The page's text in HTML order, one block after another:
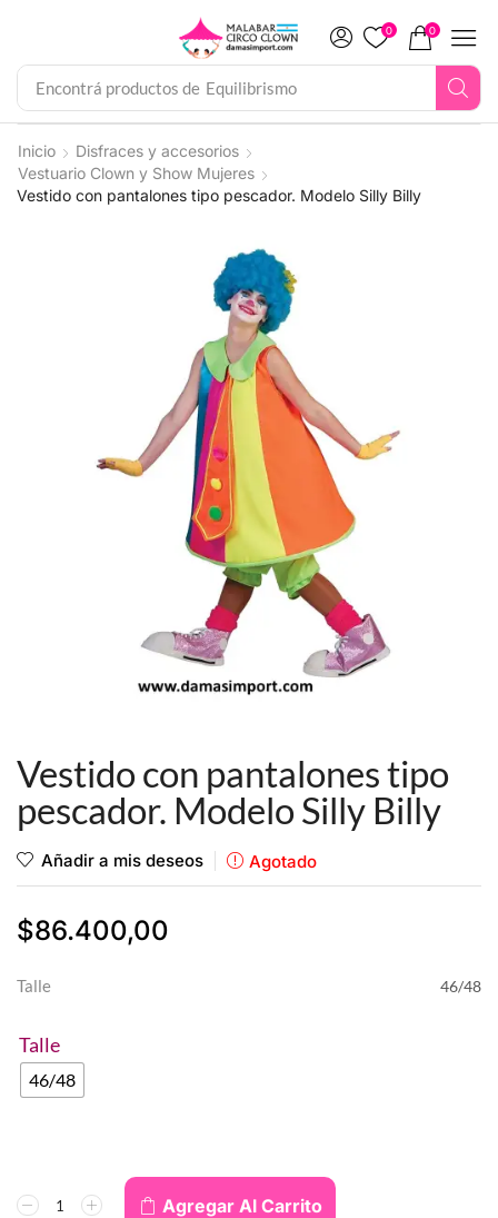
Encontrá productos de Equilibrismo
0 0
Inicio
Disfraces y accesorios
Vestuario Clown y Show Mujeres
Vestido con pantalones tipo pescador. Modelo Silly Billy
Vestido con pantalones tipo
pescador. Modelo Silly Billy
Añadir a mis deseos Agotado
$86.400,00
Talle 46/48
Talle
46/48
Agregar Al Carrito